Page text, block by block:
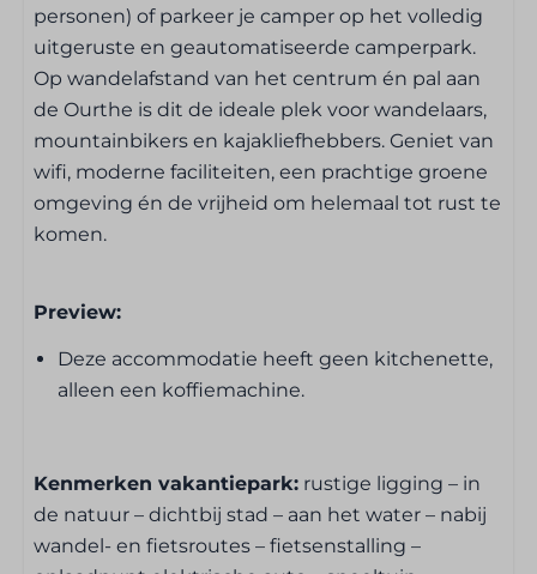
Slaapkamer
Beddengoed inbegrepen
Televisie in de kamer
1 x 2-persoonsbed
Badkamer
Apart toilet van badkamer
Douche
Nespresso koffiemachine
Wat breng je best zelf mee?
personen) of parkeer je camper op het volledig
uitgeruste en geautomatiseerde camperpark.
Op wandelafstand van het centrum én pal aan
de Ourthe is dit de ideale plek voor wandelaars,
mountainbikers en kajakliefhebbers. Geniet van
wifi, moderne faciliteiten, een prachtige groene
omgeving én de vrijheid om helemaal tot rust te
komen.
Preview:
Deze accommodatie heeft geen kitchenette,
alleen een koffiemachine.
Kenmerken vakantiepark: rustige ligging – in
de natuur – dichtbij stad – aan het water – nabij
wandel- en fietsroutes – fietsenstalling –